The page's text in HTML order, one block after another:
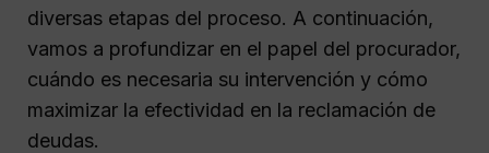
diversas etapas del proceso. A continuación,
vamos a profundizar en el papel del procurador,
cuándo es necesaria su intervención y cómo
maximizar la efectividad en la reclamación de
deudas.